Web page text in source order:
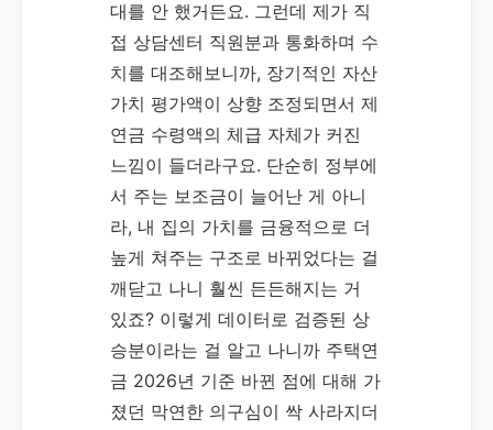
대를 안 했거든요. 그런데 제가 직
접 상담센터 직원분과 통화하며 수
치를 대조해보니까, 장기적인 자산
가치 평가액이 상향 조정되면서 제
연금 수령액의 체급 자체가 커진
느낌이 들더라구요. 단순히 정부에
서 주는 보조금이 늘어난 게 아니
라, 내 집의 가치를 금융적으로 더
높게 쳐주는 구조로 바뀌었다는 걸
깨닫고 나니 훨씬 든든해지는 거
있죠? 이렇게 데이터로 검증된 상
승분이라는 걸 알고 나니까 주택연
금 2026년 기준 바뀐 점에 대해 가
졌던 막연한 의구심이 싹 사라지더